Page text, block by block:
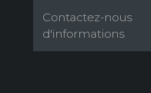
Contactez-
d'informations